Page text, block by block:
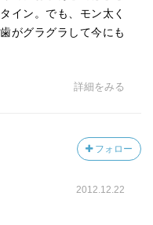
イン。でも、モン太く
がグラグラして今にも
詳細をみる
フォロー
2012.12.22